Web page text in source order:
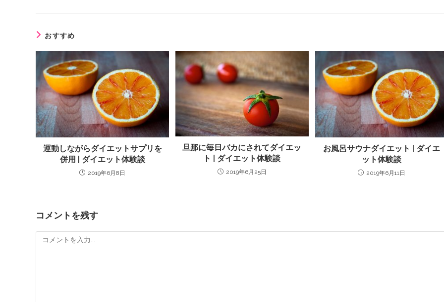
おすすめ
運動しながらダイエットサプリを
併用 | ダイエット体験談
2019年6月8日
旦那に毎日バカにされてダイエッ
ト | ダイエット体験談
2019年6月25日
お風呂サウナダイエット | ダイエ
ット体験談
2019年6月11日
コメントを残す